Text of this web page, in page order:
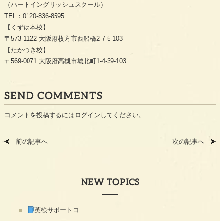
（ハートイングリッシュスクール）
TEL：0120-836-8595
【くずは本校】
〒573-1122 大阪府枚方市西船橋2-7-5-103
【たかつき校】
〒569-0071 大阪府高槻市城北町1-4-39-103
SEND COMMENTS
コメントを投稿するには ログイン してください。
前の記事へ 次の記事へ
NEW TOPICS
英検サポートコ...